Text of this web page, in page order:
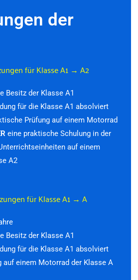
der
für Klasse A1 → A2
Besitz der Klasse A1
für die Klasse A1 absolviert
Prüfung auf einem Motorrad
eine praktische Schulung in der
auf einem
A2
für Klasse A1 → A
Besitz der Klasse A1
für die Klasse A1 absolviert
auf einem Motorrad der Klasse A